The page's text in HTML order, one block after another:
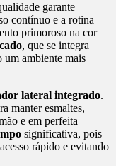
garante
contínuo e a rotina
primoroso na cor
, que se integra
um ambiente mais
lateral integrado.
manter esmaltes,
e em perfeita
significativa, pois
rápido e evitando